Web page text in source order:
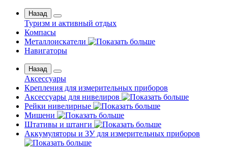
Назад
Туризм и активный отдых
Компасы
Металлоискатели
Навигаторы
Назад
Аксессуары
Крепления для измерительных приборов
Аксессуары для нивелиров
Рейки нивелирные
Мишени
Штативы и штанги
Аккумуляторы и ЗУ для измерительных приборов